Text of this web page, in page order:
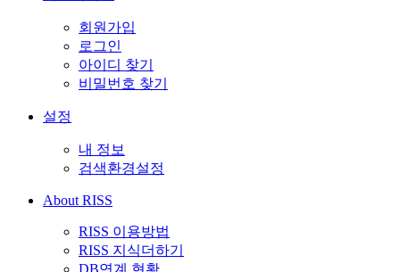
회원가입
로그인
아이디 찾기
비밀번호 찾기
설정
내 정보
검색환경설정
About RISS
RISS 이용방법
RISS 지식더하기
DB연계 현황